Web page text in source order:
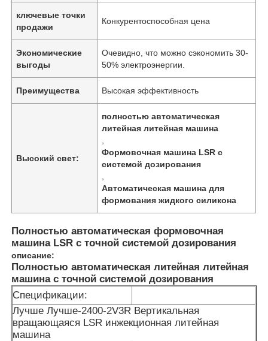
ключевые точки
продажи
Конкурентоспособная цена
Экономические
выгоды
Очевидно, что можно сэкономить 30-
50% электроэнергии.
Преимущества Высокая эффективность
Высокий свет:
полностью автоматическая
литейная литейная машина
Формовочная машина LSR с
системой дозирования
Автоматическая машина для
формования жидкого силикона
Полностью автоматическая формовочная
машина LSR с точной системой дозирования
описание:
Полностью автоматическая литейная литейная
машина с точной системой дозирования
Спецификации:
Лучше Лучше-2400-2V3R Вертикальная
вращающаяся LSR инжекционная литейная
машина